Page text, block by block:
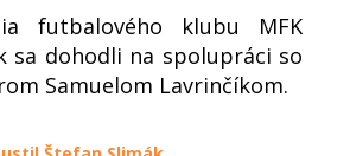
futbalového klubu MFK
sa dohodli na spolupráci so
Samuelom Lavrinčíkom.